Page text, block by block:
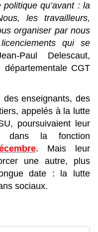
qu’avant : la
les travailleurs,
organiser par nous
qui se
Paul Delescaut,
départementale CGT
enseignants, des
appelés à la lutte
poursuivaient leur
dans la fonction
. Mais leur
une autre, plus
date : la lutte
sociaux.